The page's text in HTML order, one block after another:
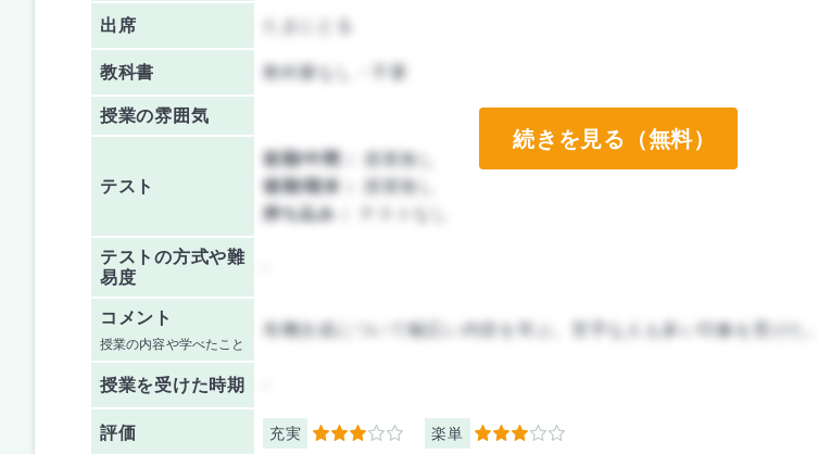
出席
教科書 教科書なし・不要
授業の雰囲気
テスト
前期/中間：
授業無し
後期/期末：
授業無し
持ち込み：
テストの方式や難
易度
コメント
授業の内容や学べたこと
有機合成について幅広い内容を学ぶ。苦手な人も多い印象を受けた。
授業を受けた時期
評価 充実 3 楽単 3
続きを見る（無料）